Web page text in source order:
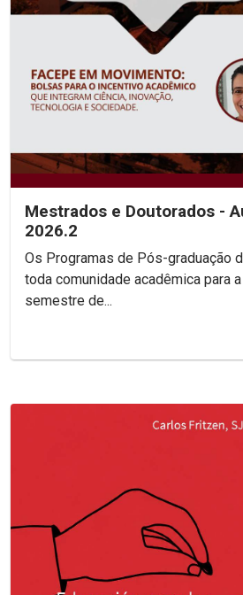
Mestrados e Doutorados -
2026.2
Os Programas de Pós-graduação
toda comunidade acadêmica para
semestre de...